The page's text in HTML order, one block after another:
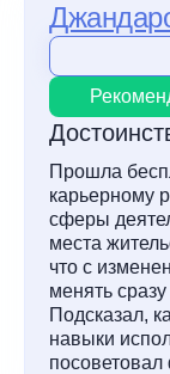
Прошла
карьерному
сферы
места
что с
менять
Подсказал,
навыки